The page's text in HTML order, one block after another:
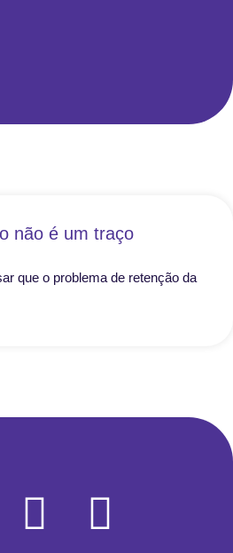
não é um traço
que o problema de retenção da